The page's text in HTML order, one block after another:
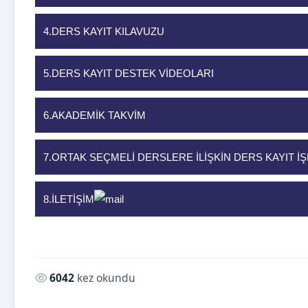
4.DERS KAYIT KILAVUZU
5.DERS KAYIT DESTEK VİDEOLARI
6.AKADEMİK TAKVİM
7.ORTAK SEÇMELİ DERSLERE İLİŞKİN DERS KAYIT
8.İLETİŞİM
Okunma sayısı:
6042 kez okundu